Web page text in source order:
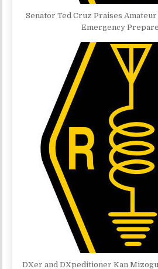
Senator Ted Cruz Praises
Emergency
DXer and DXpeditioner Kan